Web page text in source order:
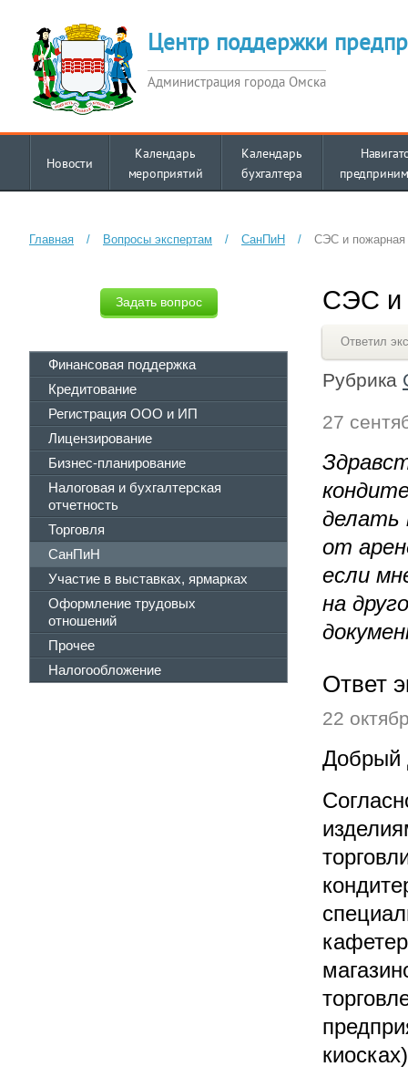
Центр поддержки
Администрация города Омска
Новости
Календарь
мероприятий
Календарь
бухгалтера
Главная / Вопросы экспертам / СанПиН / СЭС и пожарная
Задать вопрос
Финансовая поддержка
Кредитование
Регистрация ООО и ИП
Лицензирование
Бизнес-планирование
Налоговая и бухгалтерская
отчетность
Торговля
СанПиН
Участие в выставках, ярмарках
Оформление трудовых
отношений
Прочее
Налогообложение
СЭС и
Ответил
Рубрика
27
от
если
на
Ответ
22
Добрый